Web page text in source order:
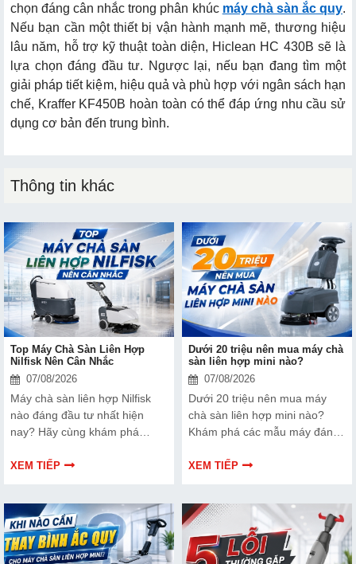
chọn đáng cân nhắc trong phân khúc máy chà sàn ắc quy.
Nếu bạn cần một thiết bị vận hành mạnh mẽ, thương hiệu
lâu năm, hỗ trợ kỹ thuật toàn diện, Hiclean HC 430B sẽ là
lựa chọn đáng đầu tư. Ngược lại, nếu bạn đang tìm một
giải pháp tiết kiệm, hiệu quả và phù hợp với ngân sách hạn
chế, Kraffer KF450B hoàn toàn có thể đáp ứng nhu cầu sử
dụng cơ bản đến trung bình.
Thông tin khác
Top Máy Chà Sàn Liên Hợp
Nilfisk Nên Cân Nhắc
07/08/2026
Máy chà sàn liên hợp Nilfisk
nào đáng đầu tư nhất hiện
nay? Hãy cùng khám phá
viết dưới đây.
XEM TIẾP
Dưới 20 triệu nên mua máy chà
sàn liên hợp mini nào?
07/08/2026
Dưới 20 triệu nên mua máy
chà sàn liên hợp mini nào?
Khám phá các mẫu máy đáng
gợi ý lựa chọn phù hợp từng
XEM TIẾP